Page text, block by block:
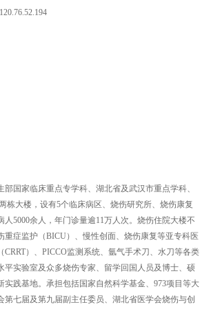
120.76.52.194
国家临床重点专学科、湖北省及武汉市重点学科、
栋大楼，设有5个临床病区、烧伤研究所、烧伤康复
5000余人，年门诊量逾11万人次。烧伤住院大楼不
症监护（BICU）、慢性创面、烧伤康复等亚专科医
）、PICCO监测系统、氩气手术刀、水刀等各类
实验室及众多烧伤专家、留学回国人员及博士、硕
践基地。承担包括国家自然科学基金、973项目等大
七届及第九届副主任委员、湖北省医学会烧伤与创